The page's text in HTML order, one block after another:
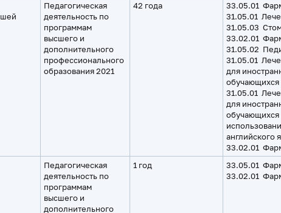
Педагогическая
деятельность по
программам
высшего и
дополнительного
профессионального
образования 2021
42 года
33.05.01
31.05.01
31.05.03
33.02.01
31.05.02
31.05.01
для
обучающихся
31.05.01
для
обучающихся
английского
33.02.01
Педагогическая
деятельность по
программам
высшего и
дополнительного
1 год
33.05.01
33.02.01